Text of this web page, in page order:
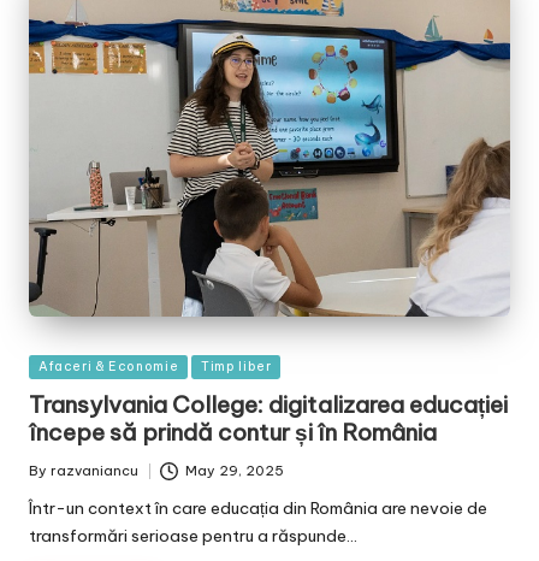
Posted
Afaceri & Economie Timp liber
Transylvania College: digitalizarea educației
începe să prindă contur și în România
Posted
By razvaniancu May 29, 2025
Într-un context în care educația din România are nevoie de
transformări serioase pentru a răspunde…